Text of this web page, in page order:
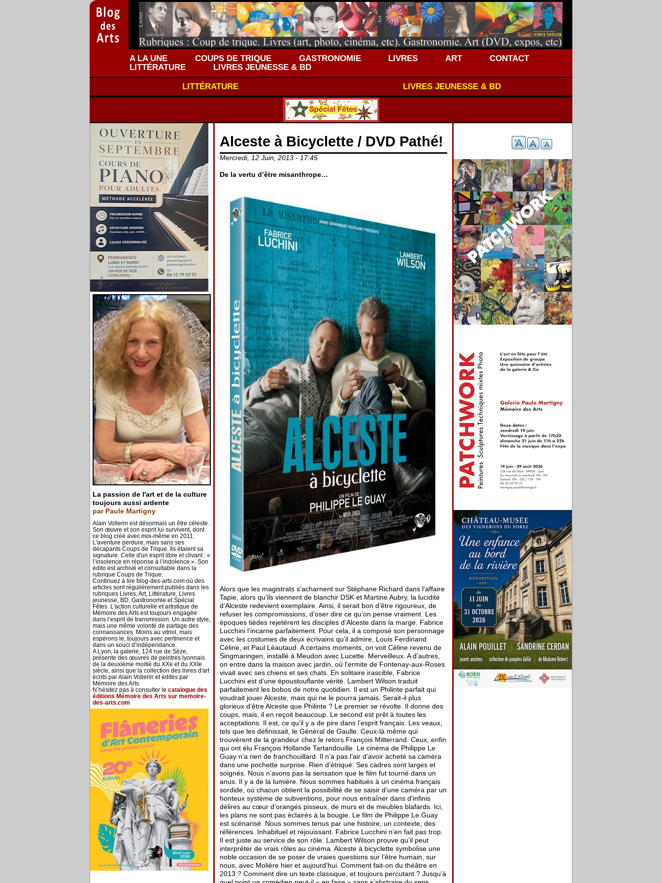
A LA UNE COUPS DE TRIQUE GASTRONOMIE LIVRES ART
CONTACT
LITTÉRATURE
LIVRES JEUNESSE & BD
LITTÉRATURE
LIVRES JEUNESSE & BD
La passion de l'art et de la culture
toujours aussi ardente
par Paule Martigny
Alain Vollerin est désormais un être céleste.
Son œuvre et son esprit lui survivent, dont
ce blog créé avec moi-même en 2011.
L'aventure perdure, mais sans ses
décapants Coups de Trique. Ils étaient sa
signature. Celle d'un esprit libre et clivant : «
l’insolence en réponse à l’indolence ». Son
édito est archivé et consultable dans la
rubrique Coups de Trique.
Continuez à lire blog-des-arts.com où des
articles sont régulièrement publiés dans les
rubriques Livres, Art, Littérature, Livres
jeunesse, BD, Gastronomie et Spécial
Fêtes. L'action culturelle et artistique de
Mémoire des Arts est toujours engagée
dans l’esprit de transmission. Un autre style,
mais une même volonté de partage des
connaissances. Moins au vitriol, mais
espérons le, toujours avec pertinence et
dans un souci d’indépendance.
A Lyon, la galerie, 124 rue de Sèze,
présente des œuvres de peintres lyonnais
de la deuxième moitié du XXe et du XXIe
siècle, ainsi que la collection des livres d'art
écrits par Alain Vollerin et édités par
Mémoire des Arts.
N’hésitez pas à consulter l e catalogue des
éditions Mémoire des Arts sur memoire-
des-arts.com
Alceste à Bicyclette / DVD Pathé!
Mercredi, 12 Juin, 2013 - 17:45
De la vertu d’être misanthrope…
Alors que les magistrats s’acharnent sur Stéphane Richard dans l’affaire
Tapie, alors qu’ils viennent de blanchir DSK et Martine Aubry, la lucidité
d’Alceste redevient exemplaire. Ainsi, il serait bon d’être rigoureux, de
refuser les compromissions, d’oser dire ce qu’on pense vraiment. Les
époques tièdes rejetèrent les disciples d’Alceste dans la marge. Fabrice
Lucchini l’incarne parfaitement. Pour cela, il a composé son personnage
avec les costumes de deux écrivains qu’il admire, Louis Ferdinand
Céline, et Paul Léautaud. A certains moments, on voit Céline revenu de
Singmaringen, installé à Meudon avec Lucette. Merveilleux. A d’autres,
on entre dans la maison avec jardin, où l'ermite de Fontenay-aux-Roses
vivait avec ses chiens et ses chats. En solitaire irascible, Fabrice
Lucchini est d’une époustouflante vérité. Lambert Wilson traduit
parfaitement les bobos de notre quotidien. Il est un Philinte parfait qui
voudrait jouer Alceste, mais qui ne le pourra jamais. Serait-il plus
glorieux d’être Alceste que Philinte ? Le premier se révolte. Il donne des
coups, mais, il en reçoit beaucoup. Le second est prêt à toutes les
acceptations. Il est, ce qu’il y a de pire dans l’esprit français. Les veaux,
tels que les définissait, le Général de Gaulle. Ceux-là même qui
trouvèrent de la grandeur chez le retors François Mitterrand. Ceux, enfin
qui ont élu François Hollande Tartandouille. Le cinéma de Philippe Le
Guay n’a rien de franchouillard. Il n’a pas l’air d’avoir acheté sa caméra
dans une pochette surprise. Rien d’étriqué. Ses cadres sont larges et
soignés. Nous n’avons pas la sensation que le film fut tourné dans un
anus. Il y a de la lumière. Nous sommes habitués à un cinéma français
sordide, où chacun obtient la possibilité de se saisir d’une caméra par un
honteux système de subventions, pour nous entraîner dans d’infinis
délires au cœur d’orangés pisseux, de murs et de meubles blafards. Ici,
les plans ne sont pas éclairés à la bougie. Le film de Philippe Le Guay
est scénarisé. Nous sommes tenus par une histoire, un contexte, des
références. Inhabituel et réjouissant. Fabrice Lucchini n’en fait pas trop.
Il est juste au service de son rôle. Lambert Wilson prouve qu’il peut
interpréter de vrais rôles au cinéma. Alceste à bicyclette symbolise une
noble occasion de se poser de vraies questions sur l’être humain, sur
nous, avec Molière hier et aujourd’hui. Comment fait-on du théâtre en
2013 ? Comment dire un texte classique, et toujours percutant ? Jusqu’à